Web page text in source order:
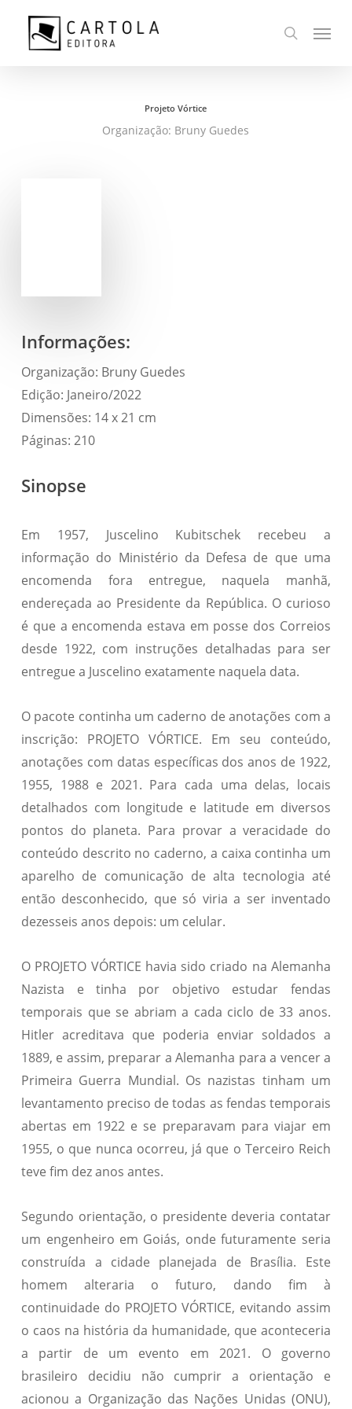
busca
Menu
Projeto Vórtice
Organização: Bruny Guedes
Informações:
Organização: Bruny Guedes
Edição: Janeiro/2022
Dimensões: 14 x 21 cm
Páginas: 210
Sinopse
Em 1957, Juscelino Kubitschek recebeu a
informação do Ministério da Defesa de que uma
encomenda fora entregue, naquela manhã,
endereçada ao Presidente da República. O curioso
é que a encomenda estava em posse dos Correios
desde 1922, com instruções detalhadas para ser
entregue a Juscelino exatamente naquela data.
O pacote continha um caderno de anotações com a
inscrição: PROJETO VÓRTICE. Em seu conteúdo,
anotações com datas específicas dos anos de 1922,
1955, 1988 e 2021. Para cada uma delas, locais
detalhados com longitude e latitude em diversos
pontos do planeta. Para provar a veracidade do
conteúdo descrito no caderno, a caixa continha um
aparelho de comunicação de alta tecnologia até
então desconhecido, que só viria a ser inventado
dezesseis anos depois: um celular.
O PROJETO VÓRTICE havia sido criado na Alemanha
Nazista e tinha por objetivo estudar fendas
temporais que se abriam a cada ciclo de 33 anos.
Hitler acreditava que poderia enviar soldados a
1889, e assim, preparar a Alemanha para a vencer a
Primeira Guerra Mundial. Os nazistas tinham um
levantamento preciso de todas as fendas temporais
abertas em 1922 e se preparavam para viajar em
1955, o que nunca ocorreu, já que o Terceiro Reich
teve fim dez anos antes.
Segundo orientação, o presidente deveria contatar
um engenheiro em Goiás, onde futuramente seria
construída a cidade planejada de Brasília. Este
homem alteraria o futuro, dando fim à
continuidade do PROJETO VÓRTICE, evitando assim
o caos na história da humanidade, que aconteceria
a partir de um evento em 2021. O governo
brasileiro decidiu não cumprir a orientação e
acionou a Organização das Nações Unidas (ONU),